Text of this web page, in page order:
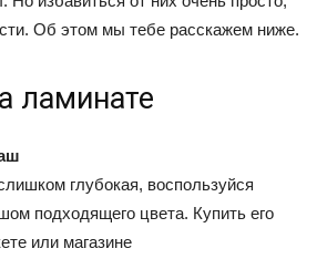
Об этом мы тебе расскажем ниже.
ламинате
глубокая, воспользуйся
подходящего цвета. Купить его
или магазине